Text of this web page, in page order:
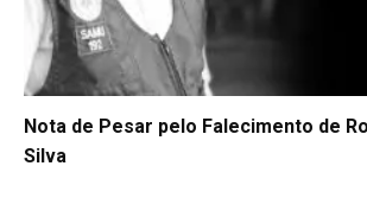
Nota de Pesar pelo Falecimento de
Silva